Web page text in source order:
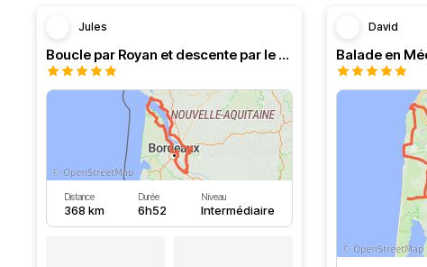
Jules
Boucle par Royan et descente par le Médoc
Distance
368 km
Durée
6h52
Niveau
Intermédiaire
David